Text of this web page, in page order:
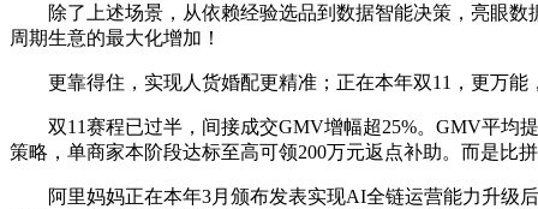
除了上述场景，从依赖经验选品到数据智能决策，亮眼数
周期生意的最大化增加！
更靠得住，实现人货婚配更精准；正在本年双11，更万能
双11赛程已过半，间接成交GMV增幅超25%。GMV平均提
策略，单商家本阶段达标至高可领200万元返点补助。而是
阿里妈妈正在本年3月颁布发表实现AI全链运营能力升级后